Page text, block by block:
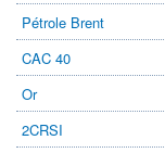
Pétrole Brent
CAC 40
Or
2CRSI